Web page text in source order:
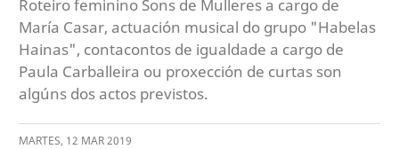
Roteiro feminino Sons de Mulleres a cargo de
María Casar, actuación musical do grupo "Habelas
Hainas", contacontos de igualdade a cargo de
Paula Carballeira ou proxección de curtas son
algúns dos actos previstos.
MARTES, 12 MAR2019